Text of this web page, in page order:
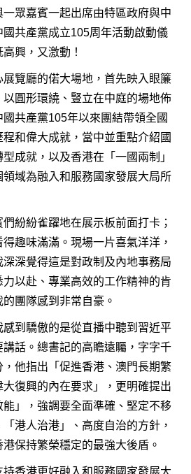
眾嘉賓一起出席由特區政府與中
共產黨成立105周年活動啟動儀
興，又激動！
覽廳的偌大場地，首先映入眼簾
圓形環繞、豎立在中庭的場地佈
共產黨105年以來團結帶領全國
和偉大成就，當中並重點介紹國
成就，以及香港在「一國兩制」
域為融入和服務國家發展大局所
紛紛雀躍地在展示板前面打卡；
趣味滿滿。現場一片喜氣洋洋，
深覺得這是對政制及內地事務局
力以赴、專業高效的工作精神的肯
團隊感到非常自豪。
到驕傲的是從直播中聽到習近平
話。總書記的高瞻遠矚，字字千
他指出「促進香港、澳門長期繁
復興的內在要求」，更明確提出
能」，強調要全面準確、堅定不移
港人治港」、高度自治的方針，
保持繁榮穩定的最強大後盾。
香港更好融入和服務國家發展大